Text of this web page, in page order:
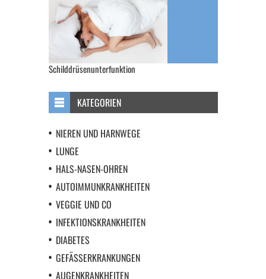
Schilddrüsenunterfunktion
KATEGORIEN
NIEREN UND HARNWEGE
LUNGE
HALS-NASEN-OHREN
AUTOIMMUNKRANKHEITEN
VEGGIE UND CO
INFEKTIONSKRANKHEITEN
DIABETES
GEFÄSSERKRANKUNGEN
AUGENKRANKHEITEN